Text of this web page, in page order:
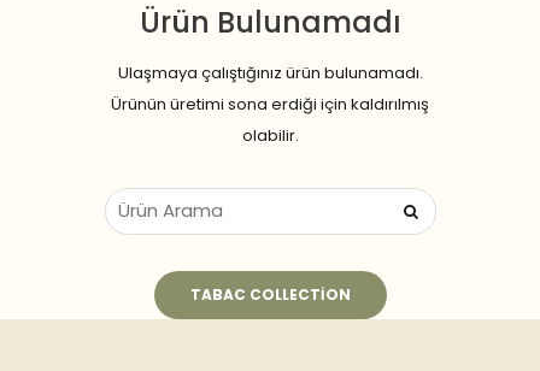
Ürün Bulunamadı
Ulaşmaya çalıştığınız ürün bulunamadı.
Ürünün üretimi sona erdiği için kaldırılmış
olabilir.
TABAC COLLECTION